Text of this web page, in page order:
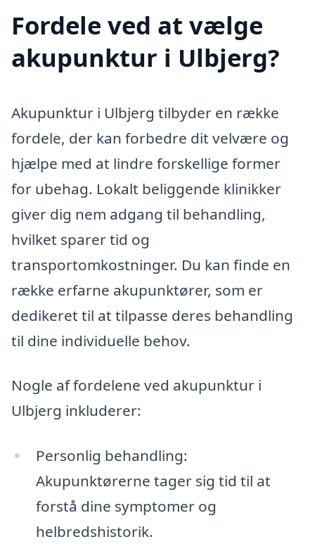
Fordele ved at vælge
akupunktur i Ulbjerg?
Akupunktur i Ulbjerg tilbyder en række
fordele, der kan forbedre dit velvære og
hjælpe med at lindre forskellige former
for ubehag. Lokalt beliggende klinikker
giver dig nem adgang til behandling,
hvilket sparer tid og
transportomkostninger. Du kan finde en
række erfarne akupunktører, som er
dedikeret til at tilpasse deres behandling
til dine individuelle behov.
Nogle af fordelene ved akupunktur i
Ulbjerg inkluderer:
Personlig behandling:
Akupunktørerne tager sig tid til at
forstå dine symptomer og
helbredshistorik.